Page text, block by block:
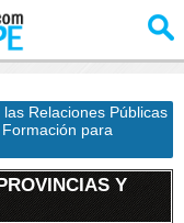
Relaciones Públicas
para
Y